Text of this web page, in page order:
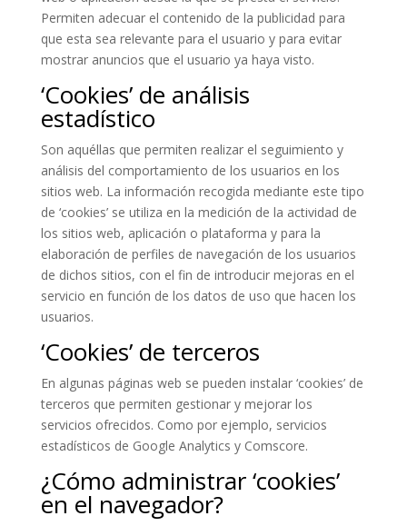
Permiten adecuar el contenido de la publicidad para
que esta sea relevante para el usuario y para evitar
mostrar anuncios que el usuario ya haya visto.
‘Cookies’ de análisis
estadístico
Son aquéllas que permiten realizar el seguimiento y
análisis del comportamiento de los usuarios en los
sitios web. La información recogida mediante este tipo
de ‘cookies’ se utiliza en la medición de la actividad de
los sitios web, aplicación o plataforma y para la
elaboración de perfiles de navegación de los usuarios
de dichos sitios, con el fin de introducir mejoras en el
servicio en función de los datos de uso que hacen los
usuarios.
‘Cookies’ de terceros
En algunas páginas web se pueden instalar ‘cookies’ de
terceros que permiten gestionar y mejorar los
servicios ofrecidos. Como por ejemplo, servicios
estadísticos de Google Analytics y Comscore.
¿Cómo administrar ‘cookies’
en el navegador?